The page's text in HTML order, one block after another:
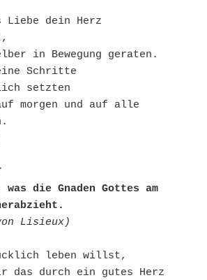
Liebe dein Herz
in Bewegung geraten.
Schritte
setzten
morgen und auf alle
die Gnaden Gottes am
Lisieux)
leben willst,